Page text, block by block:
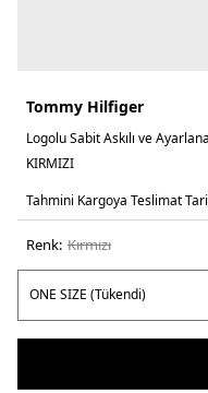
Tommy Hilfiger
Logolu Sabit Askılı ve
KIRMIZI
Tahmini Kargoya Teslimat
Renk: kirmizi